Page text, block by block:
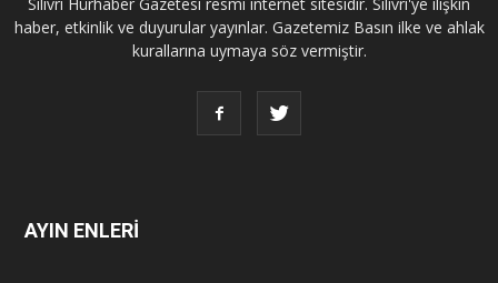
haber, etkinlik ve duyurular yayınlar. Gazetemiz Basın ilke ve ahlak
kurallarına uymaya söz vermiştir.
AYIN ENLERİ